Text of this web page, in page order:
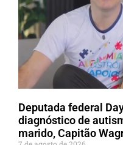
Deputada federal
diagnóstico de
marido, Capitão